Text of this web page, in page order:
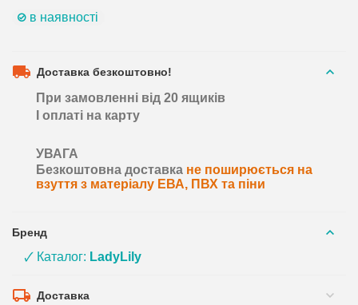
в наявності
Доставка безкоштовно!
При замовленні від 20 ящиків
І оплаті на карту
УВАГА
Безкоштовна доставка не поширюється на
взуття з матеріалу ЕВА, ПВХ та піни
Бренд
🗸 Каталог: LadyLily
Доставка